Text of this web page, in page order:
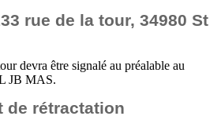
rue de la tour, 34980 St
devra être signalé au préalable au
JB MAS.
de rétractation